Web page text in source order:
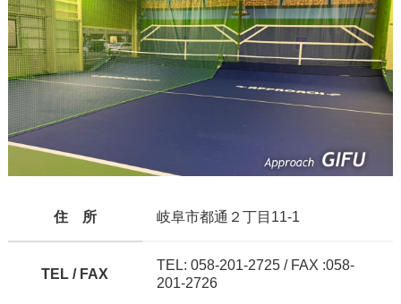
住 所 岐阜市都通２丁目11-1
TEL / FAX
TEL: 058-201-2725 / FAX :058-
201-2726